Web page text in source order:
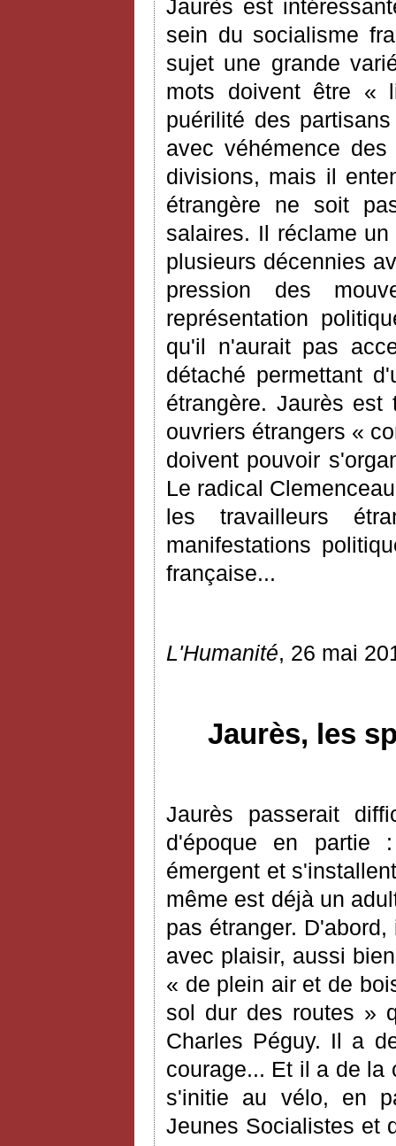
Jaurès est
sein du socialisme
sujet une grande
mots doivent être «
puérilité des
avec véhémence
divisions, mais il
étrangère ne soit
salaires. Il réclame
plusieurs décennies
pression des
représentation
qu'il n'aurait pas
détaché permettant
étrangère. Jaurès
ouvriers étrangers «
doivent pouvoir
Le radical
les travailleurs
manifestations
française...
L'Humanité, 26 mai
Jaurès, les
Jaurès passerait
d'époque en partie
émergent et
même est déjà un
pas étranger.
avec plaisir, aussi
« de plein air et de
sol dur des routes »
Charles Péguy. Il a
courage... Et il a de la
s'initie au vélo, en
Jeunes Socialistes et